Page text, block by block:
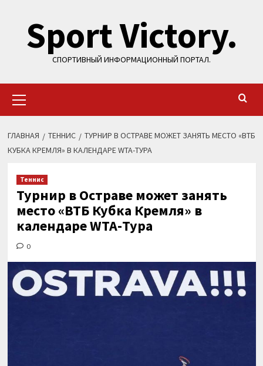
содержимому
Sport Victory.
СПОРТИВНЫЙ ИНФОРМАЦИОННЫЙ ПОРТАЛ.
меню
ГЛАВНАЯ ТЕННИС
ТУРНИР В ОСТРАВЕ МОЖЕТ ЗАНЯТЬ МЕСТО «ВТБ
КУБКА КРЕМЛЯ» В КАЛЕНДАРЕ WTA-ТУРА
Теннис
Турнир в Остраве может занять
место «ВТБ Кубка Кремля» в
календаре WTA-Тура
0